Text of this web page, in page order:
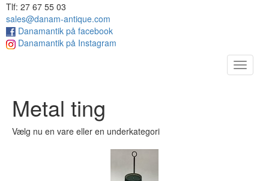
Tlf: 27 67 55 03
sales@danam-antique.com
Danamantik på facebook
Danamantik på Instagram
Toggle
Metal ting
Vælg nu en vare eller en underkategori